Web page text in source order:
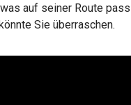
auf seiner Route
Sie überraschen.